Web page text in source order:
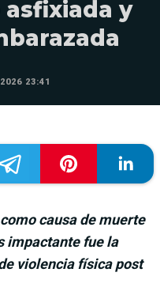
y
23:41
causa de muerte
impactante fue la
violencia física post